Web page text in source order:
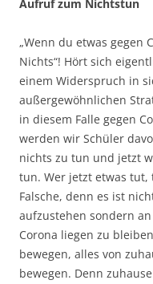
Aufruf zum Nichtstun
„Wenn du etwas gegen
Nichts“! Hört sich
einem Widerspruch in
außergewöhnlichen
in diesem Falle gegen
werden wir Schüler
nichts zu tun und jetzt
tun. Wer jetzt etwas tut,
Falsche, denn es ist
aufzustehen sondern
Corona liegen zu
bewegen, alles von
bewegen. Denn